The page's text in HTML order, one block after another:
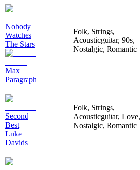
Nobody
Watches
The Stars
Max
Paragraph
Folk, Strings,
Acousticguitar, 90s,
Nostalgic, Romantic
Second
Best
Luke
Davids
Folk, Strings,
Acousticguitar, Love,
Nostalgic, Romantic